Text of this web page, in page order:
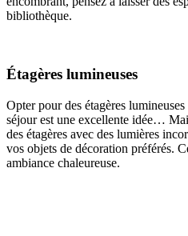
bibliothèque.
Étagères lumineuses
Opter pour des étagères
séjour est une excellente idée…
des étagères avec des lumières
vos objets de décoration préférés.
ambiance chaleureuse.